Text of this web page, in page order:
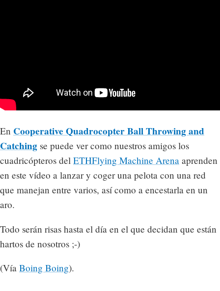
En Cooperative Quadrocopter Ball Throwing and
Catching se puede ver como nuestros amigos los
cuadricópteros del ETHFlying Machine Arena aprenden
en este vídeo a lanzar y coger una pelota con una red
que manejan entre varios, así como a encestarla en un
aro.
Todo serán risas hasta el día en el que decidan que están
hartos de nosotros ;-)
(Vía Boing Boing).